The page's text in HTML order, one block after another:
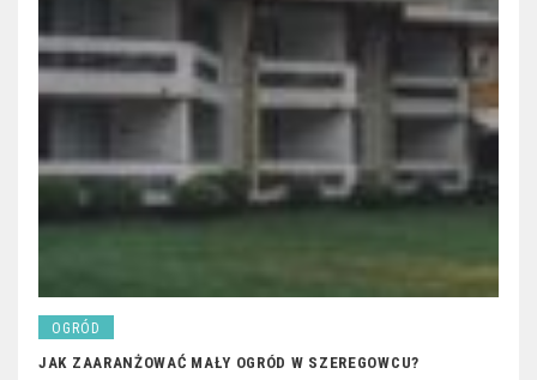
OGRÓD
JAK ZAARANŻOWAĆ MAŁY OGRÓD W SZEREGOWCU?